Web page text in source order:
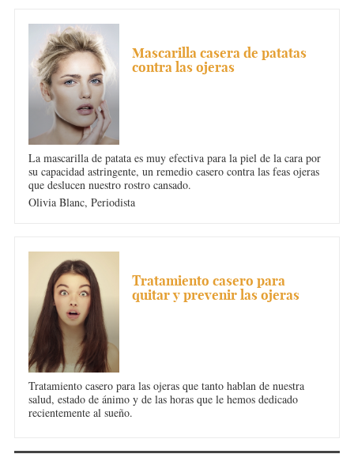
Mascarilla casera de patatas
contra las ojeras
La mascarilla de patata es muy efectiva para la piel de la cara por
su capacidad astringente, un remedio casero contra las feas ojeras
que deslucen nuestro rostro cansado.
Olivia Blanc,Periodista
Tratamiento casero para
quitar y prevenir las ojeras
Tratamiento casero para las ojeras que tanto hablan de nuestra
salud, estado de ánimo y de las horas que le hemos dedicado
recientemente al sueño.